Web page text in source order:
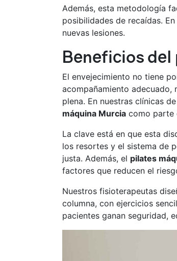
Además, esta metodología
posibilidades de recaídas.
nuevas lesiones.
Beneficios del
El envejecimiento no tiene
acompañamiento adecuado,
plena. En nuestras clínicas
máquina Murcia como parte
La clave está en que esta
los resortes y el sistema de
justa. Además, el pilates
factores que reducen el
Nuestros fisioterapeutas
columna, con ejercicios
pacientes ganan seguridad,